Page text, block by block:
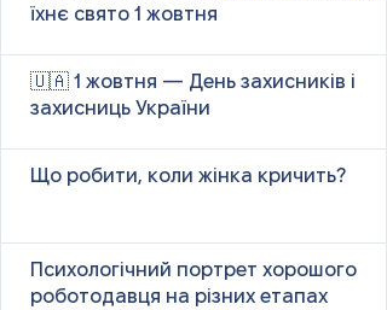
їхнє свято 1 жовтня
🇺🇦 1 жовтня — День захисників і
захисниць України
Що робити, коли жінка кричить?
Психологічний портрет хорошого
роботодавця на різних етапах